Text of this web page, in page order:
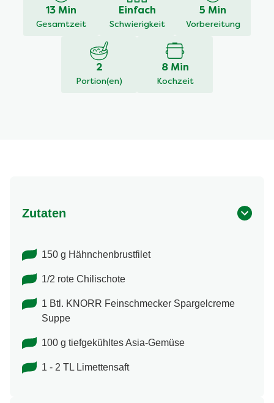
abgegeben13 Min
Gesamtzeit
Einfach
Schwierigkeit
5 Min
Vorbereitung
2
Portion(en)
8 Min
Kochzeit
Zutaten
150 g Hähnchenbrustfilet
1/2 rote Chilischote
1 Btl. KNORR Feinschmecker Spargelcreme
Suppe
100 g tiefgekühltes Asia-Gemüse
1 - 2 TL Limettensaft